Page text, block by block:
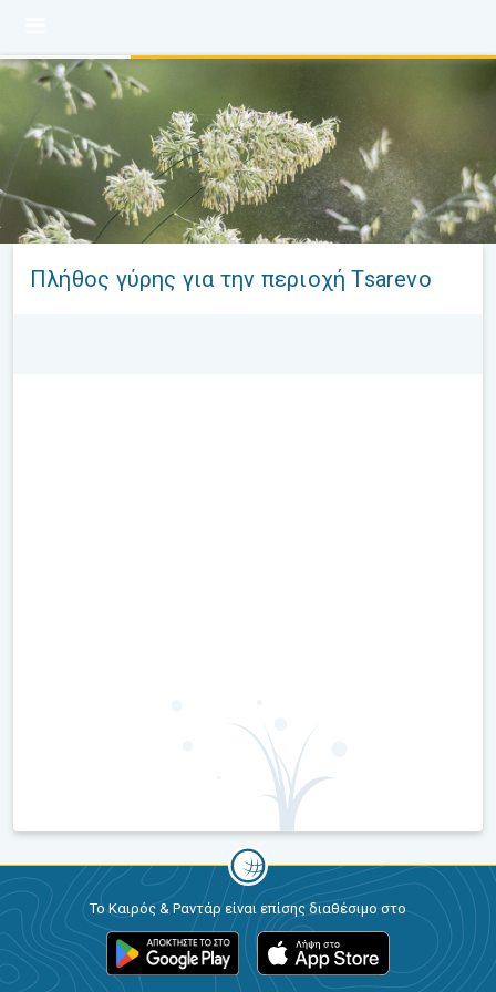
Πλήθος γύρης για την περιοχή Tsarevo
Το Καιρός & Ραντάρ είναι επίσης διαθέσιμο στο